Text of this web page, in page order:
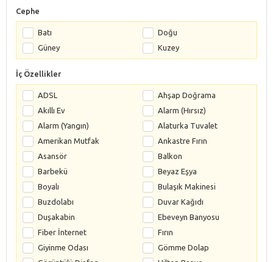
Cephe
Batı
Doğu
Güney
Kuzey
İç Özellikler
ADSL
Ahşap Doğrama
Akıllı Ev
Alarm (Hırsız)
Alarm (Yangın)
Alaturka Tuvalet
Amerikan Mutfak
Ankastre Fırın
Asansör
Balkon
Barbekü
Beyaz Eşya
Boyalı
Bulaşık Makinesi
Buzdolabı
Duvar Kağıdı
Duşakabin
Ebeveyn Banyosu
Fiber İnternet
Fırın
Giyinme Odası
Gömme Dolap